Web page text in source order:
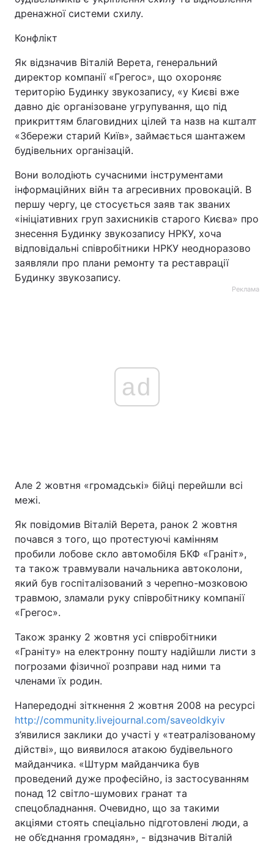
дренажної системи схилу.
Конфлікт
Як відзначив Віталій Верета, генеральний
директор компанії «Грегос», що охороняє
територію Будинку звукозапису, «у Києві вже
давно діє організоване угрупування, що під
прикриттям благовидних цілей та назв на кшталт
«Збережи старий Київ», займається шантажем
будівельних організацій.
Вони володіють сучасними інструментами
інформаційних війн та агресивних провокацій. В
першу чергу, це стосується заяв так званих
«ініціативних груп захисників старого Києва» про
знесення Будинку звукозапису НРКУ, хоча
відповідальні співробітники НРКУ неодноразово
заявляли про плани ремонту та реставрації
Будинку звукозапису.
Реклама
ad
Але 2 жовтня «громадські» бійці перейшли всі
межі.
Як повідомив Віталій Верета, ранок 2 жовтня
почався з того, що протестуючі камінням
пробили лобове скло автомобіля БКФ «Граніт»,
та також травмували начальника автоколони,
який був госпіталізований з черепно-мозковою
травмою, зламали руку співробітнику компанії
«Грегос».
Також зранку 2 жовтня усі співробітники
«Граніту» на електронну пошту надійшли листи з
погрозами фізичної розправи над ними та
членами їх родин.
Напередодні зіткнення 2 жовтня 2008 на ресурсі
http://community.livejournal.com/saveoldkyiv
з’явилися заклики до участі у «театралізованому
дійстві», що виявилося атакою будівельного
майданчика. «Штурм майданчика був
проведений дуже професійно, із застосуванням
понад 12 світло-шумових гранат та
спецобладнання. Очевидно, що за такими
акціями стоять спеціально підготовлені люди, а
не об’єднання громадян», - відзначив Віталій